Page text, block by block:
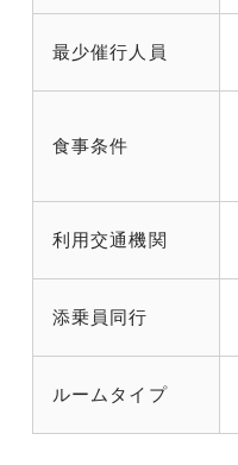
最少催行人員
食事条件
利用交通機関
添乗員同行
ルームタイプ